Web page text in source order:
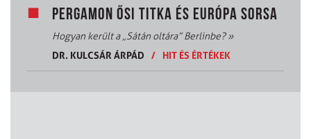
PERGAMON ŐSI TITKA ÉS EURÓPA SORSA
Hogyan került a „Sátán oltára” Berlinbe?»
DR. KULCSÁR ÁRPÁD
/ HIT ÉS ÉRTÉKEK